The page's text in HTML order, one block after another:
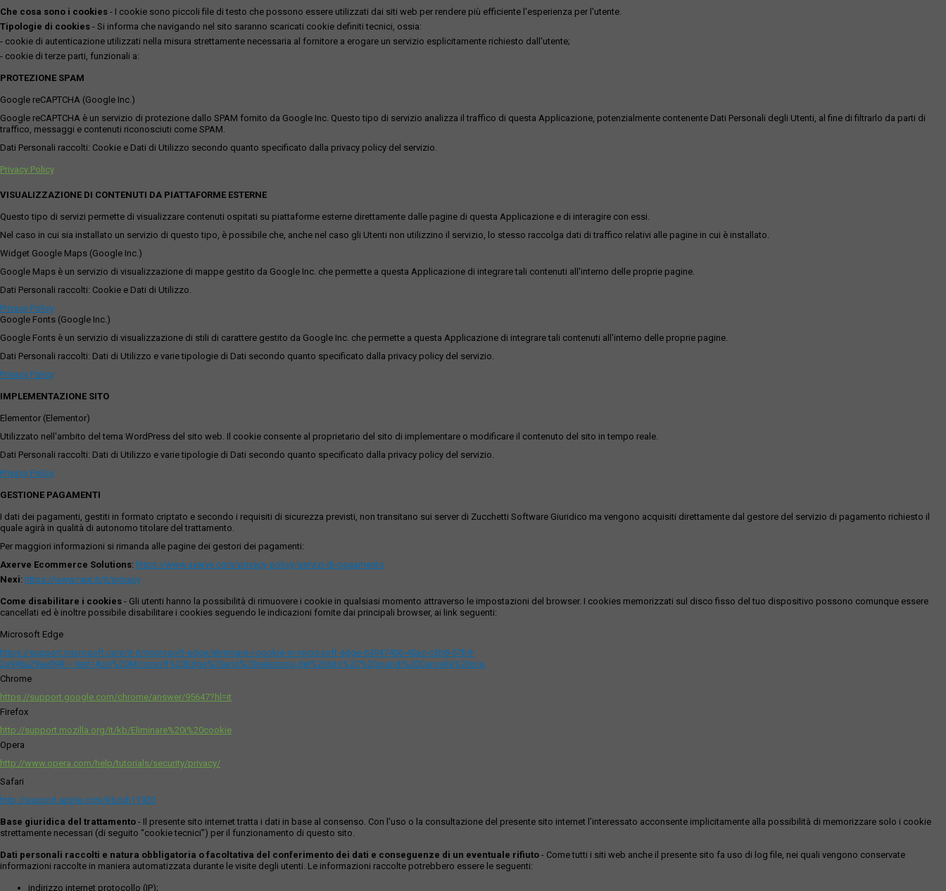
Che cosa sono i cookies - I cookie sono piccoli file di testo che possono essere utilizzati dai siti web per rendere più efficiente l'esperienza per l'utente.
Tipologie di cookies - Si informa che navigando nel sito saranno scaricati cookie definiti tecnici, ossia:
- cookie di autenticazione utilizzati nella misura strettamente necessaria al fornitore a erogare un servizio esplicitamente richiesto dall'utente;
- cookie di terze parti, funzionali a:
PROTEZIONE SPAM
Google reCAPTCHA (Google Inc.)
Google reCAPTCHA è un servizio di protezione dallo SPAM fornito da Google Inc. Questo tipo di servizio analizza il traffico di questa Applicazione, potenzialmente contenente Dati Personali degli Utenti, al fine di filtrarlo da parti di
traffico, messaggi e contenuti riconosciuti come SPAM.
Dati Personali raccolti: Cookie e Dati di Utilizzo secondo quanto specificato dalla privacy policy del servizio.
Privacy Policy
VISUALIZZAZIONE DI CONTENUTI DA PIATTAFORME ESTERNE
Questo tipo di servizi permette di visualizzare contenuti ospitati su piattaforme esterne direttamente dalle pagine di questa Applicazione e di interagire con essi.
Nel caso in cui sia installato un servizio di questo tipo, è possibile che, anche nel caso gli Utenti non utilizzino il servizio, lo stesso raccolga dati di traffico relativi alle pagine in cui è installato.
Widget Google Maps (Google Inc.)
Google Maps è un servizio di visualizzazione di mappe gestito da Google Inc. che permette a questa Applicazione di integrare tali contenuti all'interno delle proprie pagine.
Dati Personali raccolti: Cookie e Dati di Utilizzo.
Privacy Policy
Google Fonts (Google Inc.)
Google Fonts è un servizio di visualizzazione di stili di carattere gestito da Google Inc. che permette a questa Applicazione di integrare tali contenuti all'interno delle proprie pagine.
Dati Personali raccolti: Dati di Utilizzo e varie tipologie di Dati secondo quanto specificato dalla privacy policy del servizio.
Privacy Policy
IMPLEMENTAZIONE SITO
Elementor (Elementor)
Utilizzato nell'ambito del tema WordPress del sito web. Il cookie consente al proprietario del sito di implementare o modificare il contenuto del sito in tempo reale.
Dati Personali raccolti: Dati di Utilizzo e varie tipologie di Dati secondo quanto specificato dalla privacy policy del servizio.
Privacy Policy
GESTIONE PAGAMENTI
I dati dei pagamenti, gestiti in formato criptato e secondo i requisiti di sicurezza previsti, non transitano sui server di Zucchetti Software Giuridico ma vengono acquisiti direttamente dal gestore del servizio di pagamento richiesto il
quale agirà in qualità di autonomo titolare del trattamento.
Per maggiori informazioni si rimanda alle pagine dei gestori dei pagamenti:
Axerve Ecommerce Solutions: https://www.axerve.com/privacy-policy/servizi-di-pagamento
Nexi: https://www.nexi.it/it/privacy
Come disabilitare i cookies - Gli utenti hanno la possibilità di rimuovere i cookie in qualsiasi momento attraverso le impostazioni del browser. I cookies memorizzati sul disco fisso del tuo dispositivo possono comunque essere
cancellati ed è inoltre possibile disabilitare i cookies seguendo le indicazioni fornite dai principali browser, ai link seguenti:
Microsoft Edge
https://support.microsoft.com/it-it/microsoft-edge/eliminare-i-cookie-in-microsoft-edge-63947406-40ac-c3b8-57b9-
2a946a29ae09#:~:text=Apri%20Microsoft%20Edge%20and%20seleziona,del%20sito%2C%20quindi%20Cancella%20ora.
Chrome
https://support.google.com/chrome/answer/95647?hl=it
Firefox
http://support.mozilla.org/it/kb/Eliminare%20i%20cookie
Opera
http://www.opera.com/help/tutorials/security/privacy/
Safari
http://support.apple.com/kb/ph11920
Base giuridica del trattamento - Il presente sito internet tratta i dati in base al consenso. Con l'uso o la consultazione del presente sito internet l’interessato acconsente implicitamente alla possibilità di memorizzare solo i cookie
strettamente necessari (di seguito “cookie tecnici”) per il funzionamento di questo sito.
Dati personali raccolti e natura obbligatoria o facoltativa del conferimento dei dati e conseguenze di un eventuale rifiuto - Come tutti i siti web anche il presente sito fa uso di log file, nei quali vengono conservate
informazioni raccolte in maniera automatizzata durante le visite degli utenti. Le informazioni raccolte potrebbero essere le seguenti:
indirizzo internet protocollo (IP);